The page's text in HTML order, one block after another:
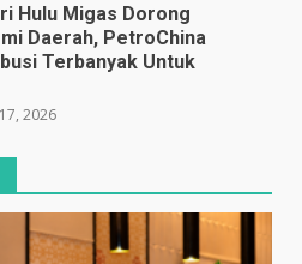
Hulu Migas Dorong
Daerah, PetroChina
Terbanyak Untuk
2026